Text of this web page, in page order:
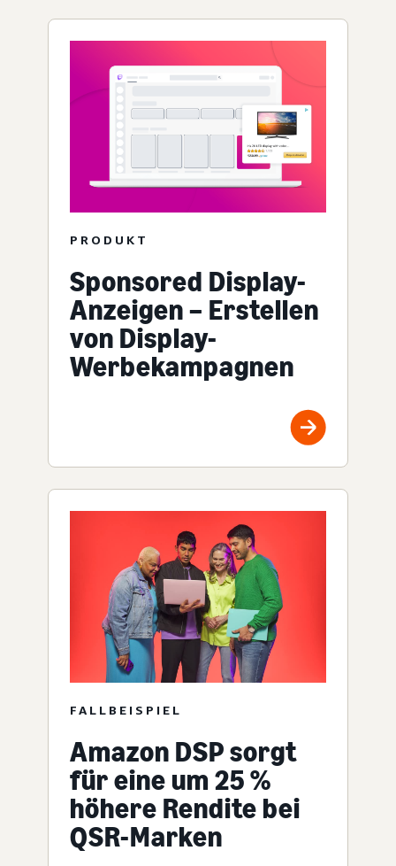
PRODUKT
Sponsored Display-
Anzeigen – Erstellen
von Display-
Werbekampagnen
FALLBEISPIEL
Amazon DSP sorgt
für eine um 25 %
höhere Rendite bei
QSR-Marken